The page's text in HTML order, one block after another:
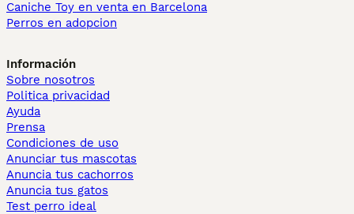
Caniche Toy en venta en Barcelona
Perros en adopcion
Información
Sobre nosotros
Politica privacidad
Ayuda
Prensa
Condiciones de uso
Anunciar tus mascotas
Anuncia tus cachorros
Anuncia tus gatos
Test perro ideal